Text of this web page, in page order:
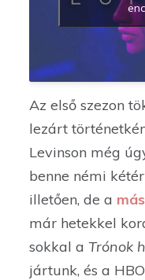
Az első szezon
lezárt
Levinson még
benne némi
illetően, de a
már hetekkel
sokkal aTrónok
jártunk, és a